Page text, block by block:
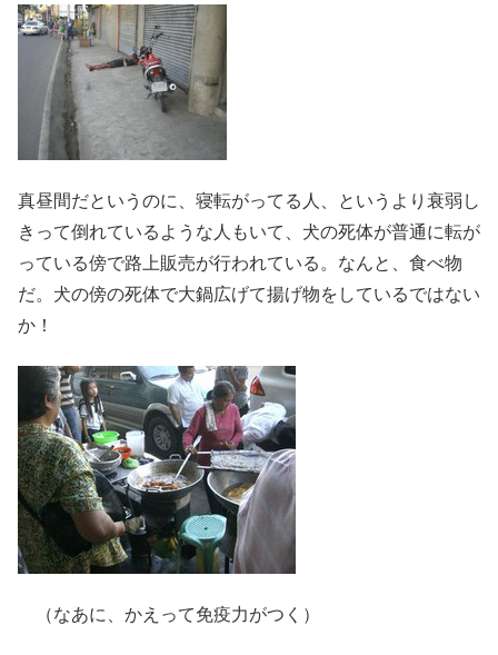
真昼間だというのに、寝転がってる人、というより衰弱し
きって倒れているような人もいて、犬の死体が普通に転が
っている傍で路上販売が行われている。なんと、食べ物
だ。犬の傍の死体で大鍋広げて揚げ物をしているではない
か！
（なあに、かえって免疫力がつく）